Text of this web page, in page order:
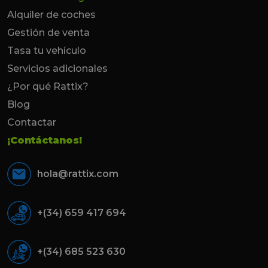
Alquiler de coches
Gestión de venta
Tasa tu vehículo
Servicios adicionales
¿Por qué Rattix?
Blog
Contactar
¡Contáctanos!
hola@rattix.com
+(34) 659 417 694
+(34) 685 523 630